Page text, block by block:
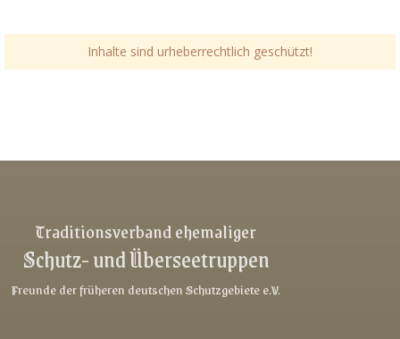
Inhalte sind urheberrechtlich geschützt!
Link-v-z
Link-v-z
Traditionsverband ehemaliger
Schutz- und Überseetruppen
Freunde der früheren deutschen Schutzgebiete e.V.